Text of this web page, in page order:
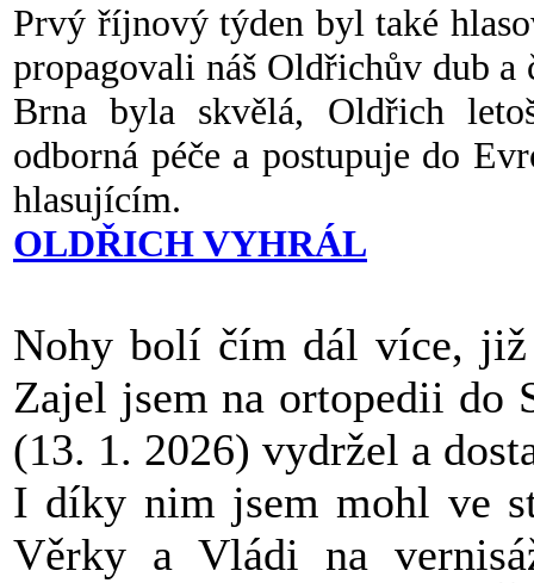
Prvý říjnový týden byl také
propagovali náš Oldřichův dub
Brna byla skvělá, Oldřich
odborná péče a postupuje do
hlasujícím.
OLDŘICH VYHRÁL
Nohy bolí čím dál více, již
Zajel jsem na ortopedii do
(13. 1. 2026) vydržel a
I díky nim jsem mohl ve
Věrky a Vládi na